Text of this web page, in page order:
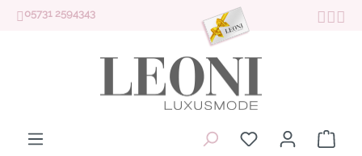
Zum Hauptinhalt springen
05731 2594343
Du hast 0